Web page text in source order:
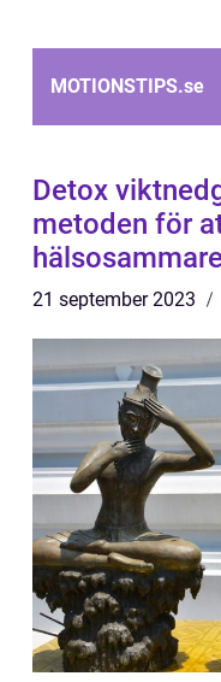
MOTIONSTIPS.se
Detox
metoden för
21 september 2023